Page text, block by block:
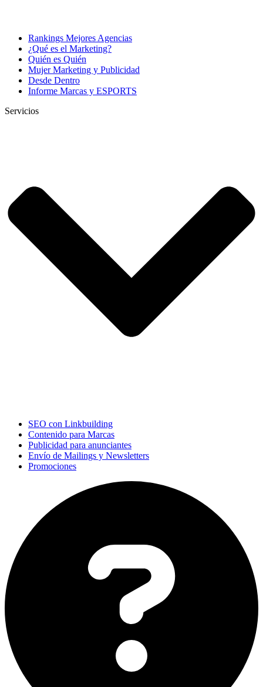
Rankings Mejores Agencias
¿Qué es el Marketing?
Quién es Quién
Mujer Marketing y Publicidad
Desde Dentro
Informe Marcas y ESPORTS
Servicios
SEO con Linkbuilding
Contenido para Marcas
Publicidad para anunciantes
Envío de Mailings y Newsletters
Promociones